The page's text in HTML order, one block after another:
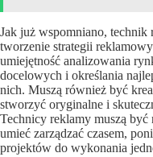
Jak już wspomniano, technik
tworzenie strategii
umiejętność analizowania
docelowych i określania
nich. Muszą również być
stworzyć oryginalne i
Technicy reklamy muszą
umieć zarządzać czasem,
projektów do wykonania